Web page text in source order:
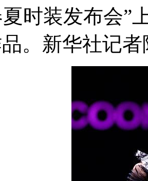
时装发布会”
。新华社记